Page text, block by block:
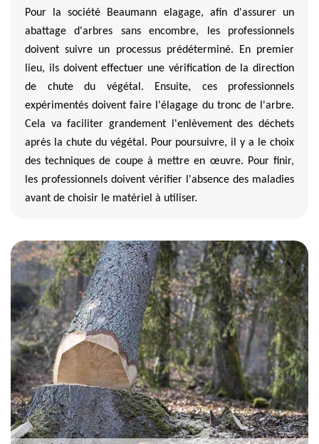
Pour la société Beaumann elagage, afin d'assurer un
abattage d'arbres sans encombre, les professionnels
doivent suivre un processus prédéterminé. En premier
lieu, ils doivent effectuer une vérification de la direction
de chute du végétal. Ensuite, ces professionnels
expérimentés doivent faire l'élagage du tronc de l'arbre.
Cela va faciliter grandement l'enlèvement des déchets
après la chute du végétal. Pour poursuivre, il y a le choix
des techniques de coupe à mettre en œuvre. Pour finir,
les professionnels doivent vérifier l'absence des maladies
avant de choisir le matériel à utiliser.